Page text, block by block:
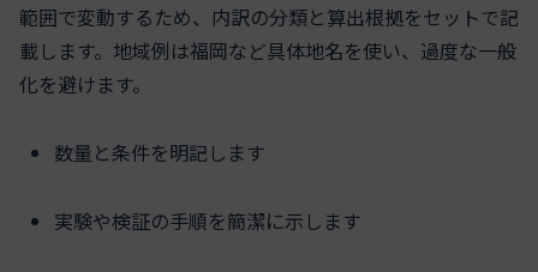
範囲で変動するため、内訳の分類と算出根拠をセットで記
載します。地域例は福岡など具体地名を使い、過度な一般
化を避けます。
数量と条件を明記します
実験や検証の手順を簡潔に示します